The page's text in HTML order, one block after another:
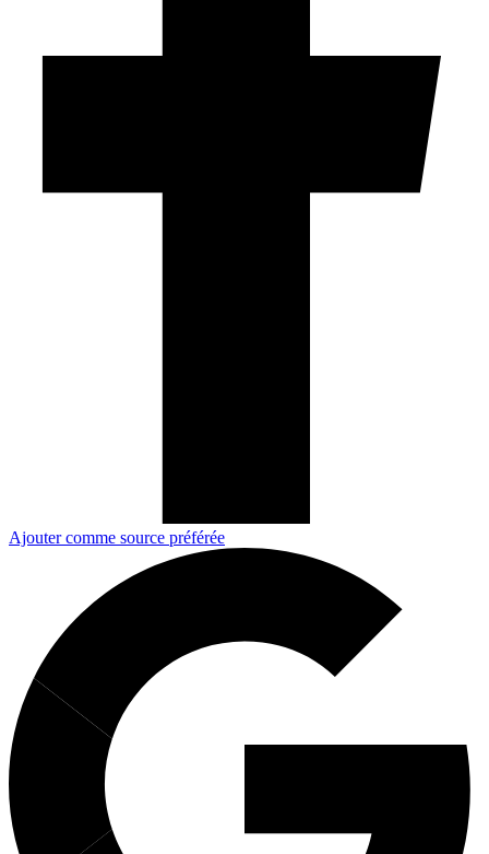
Ajouter comme source préférée